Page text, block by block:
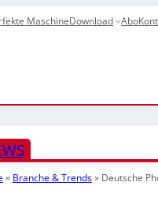
MaschineDownload Abo
» Branche & Trends» Deutsche